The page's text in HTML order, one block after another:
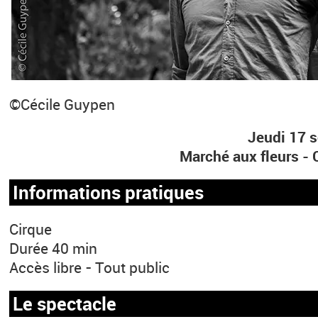
©Cécile Guypen
Jeudi 17
Marché aux fleurs -
Informations pratiques
Cirque
Durée 40 min
Accès libre - Tout public
Le spectacle